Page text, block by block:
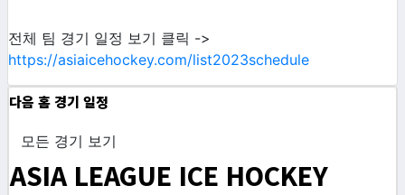
전체 팀 경기 일정 보기 클릭 ->
https://asiaicehockey.com/list2023schedule
다음 홈 경기 일정
모든 경기 보기
ASIA LEAGUE ICE HOCKEY